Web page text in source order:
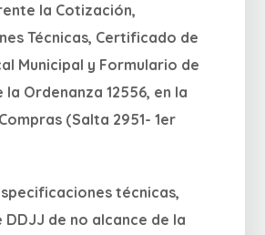
la Cotización,
Técnicas, Certificado de
Municipal y Formulario de
la Ordenanza 12556, en la
(Salta 2951- 1er
técnicas,
de no alcance de la